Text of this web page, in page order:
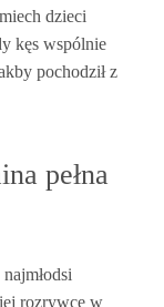
dzieci
kęs wspólnie
pochodził z
pełna
rozrywce w